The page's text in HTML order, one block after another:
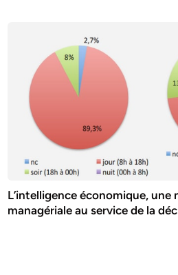
L’intelligence économique, une
managériale au service de la